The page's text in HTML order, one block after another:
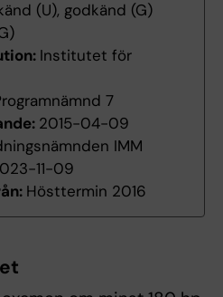
(U), godkänd (G)
Institutet för
7
2015-04-09
IMM
11-09
Hösttermin 2016